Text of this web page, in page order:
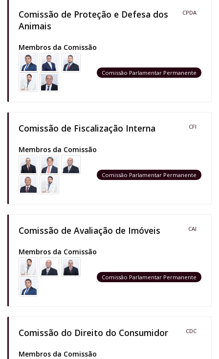
Comissão de Proteção e Defesa dos
Animais
CPDA
Membros da Comissão
Comissão Parlamentar Permanente
Comissão de Fiscalização Interna CFI
Membros da Comissão
Comissão Parlamentar Permanente
Comissão de Avaliação de Imóveis CAI
Membros da Comissão
Comissão Parlamentar Permanente
Comissão do Direito do Consumidor CDC
Membros da Comissão